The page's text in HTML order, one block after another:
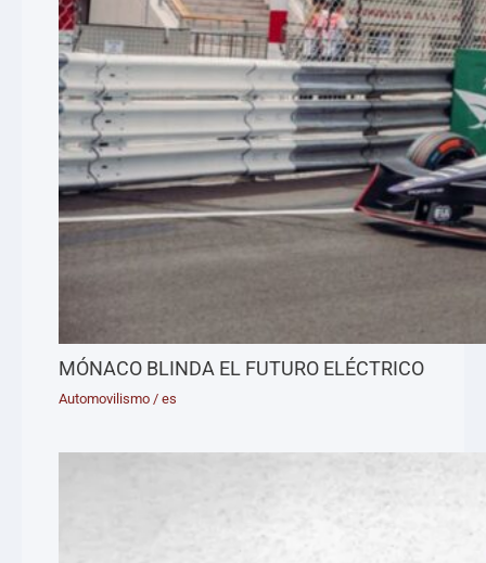
MÓNACO BLINDA EL FUTURO ELÉCTRICO
Automovilismo /es